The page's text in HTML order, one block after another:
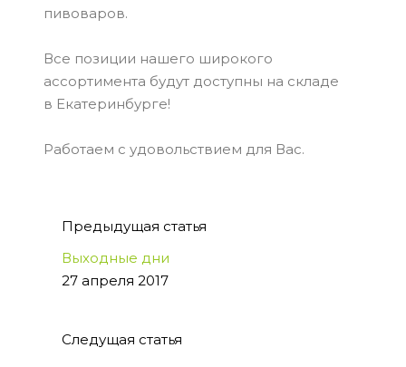
пивоваров.
Все позиции нашего широкого
ассортимента будут доступны на складе
в Екатеринбурге!
Работаем с удовольствием для Вас.
Предыдущая статья
Выходные дни
27 апреля 2017
Следущая статья